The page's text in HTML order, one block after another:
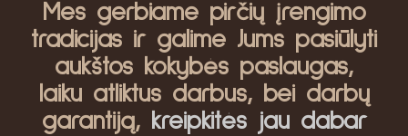
Mes gerbiame pirčių įrengimo
tradicijas ir galime Jums pasiūlyti
aukštos kokybės paslaugas,
laiku atliktus darbus, bei darbų
garantiją, kreipkitės jau dabar